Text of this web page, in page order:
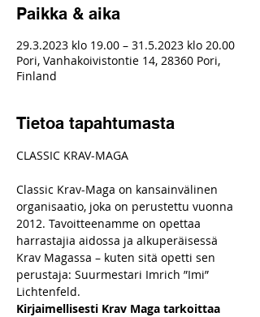
Paikka & aika
29.3.2023 klo 19.00 – 31.5.2023 klo 20.00
Pori, Vanhakoivistontie 14, 28360 Pori,
Finland
Tietoa tapahtumasta
Classic Krav-Maga on kansainvälinen
organisaatio, joka on perustettu vuonna
2012. Tavoitteenamme on opettaa
harrastajia aidossa ja alkuperäisessä
Krav Magassa – kuten sitä opetti sen
perustaja: Suurmestari Imrich ”Imi”
Lichtenfeld.
Kirjaimellisesti Krav Maga tarkoittaa